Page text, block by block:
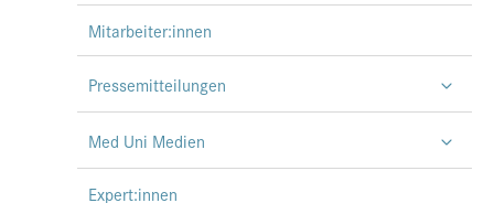
Mitarbeiter:innen
Pressemitteilungen
Med Uni Medien
Expert:innen